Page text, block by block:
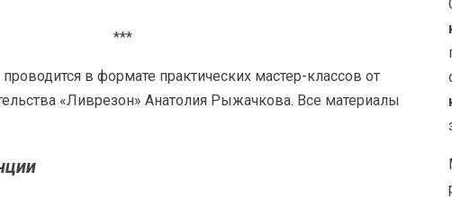
***
в формате практических мастер-классов от
«‎Ливрезон» Анатолия Рыжачкова. Все материалы